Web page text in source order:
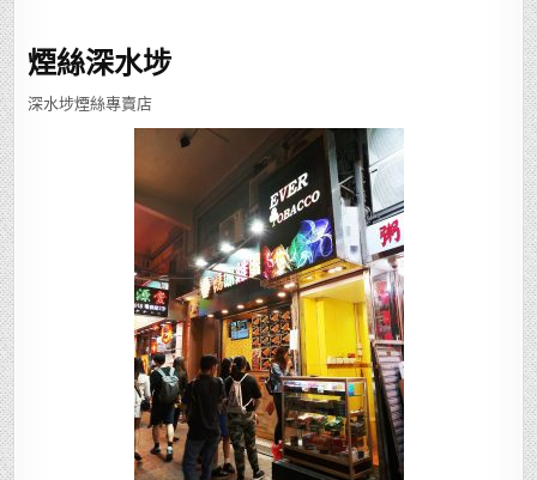
煙絲深水埗
深水埗煙絲專賣店